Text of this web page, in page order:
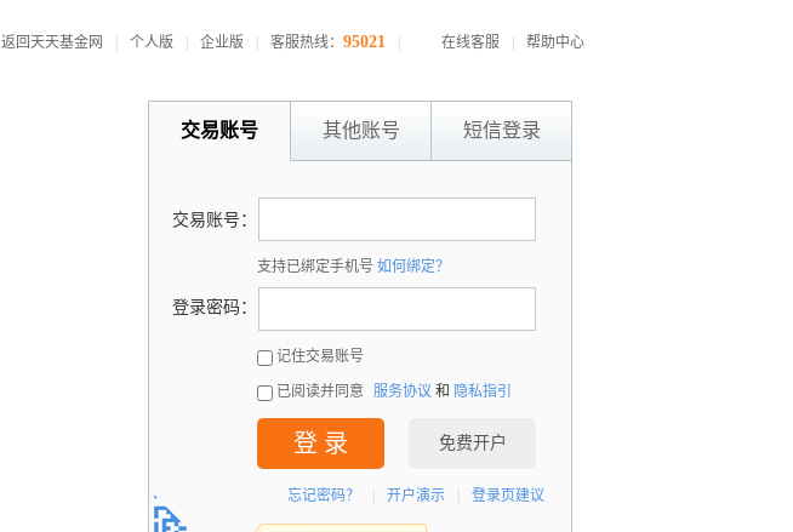
返回天天基金网 个人版 企业版 客服热线： 95021 在线客服 帮助中心
交易账号 其他账号 短信登录
交易账号：
支持已绑定手机号 如何绑定？
登录密码：
记住交易账号
已阅读并同意 服务协议 和 隐私指引
登 录 免费开户
忘记密码？ 开户演示 登录页建议